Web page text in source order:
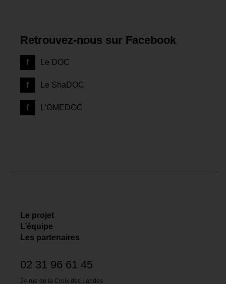
Retrouvez-nous sur Facebook
Le DOC
Le ShaDOC
L'OMEDOC
Le projet
L’équipe
Les partenaires
02 31 96 61 45
24 rue de la Croix des Landes